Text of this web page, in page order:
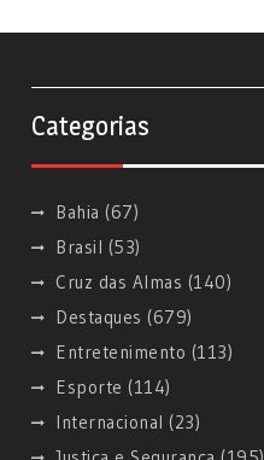
Categorias
Bahia (67)
Brasil (53)
Cruz das Almas (140)
Destaques (679)
Entretenimento (113)
Esporte (114)
Internacional (23)